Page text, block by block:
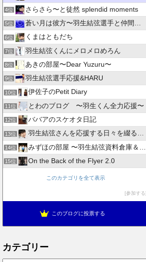
4位 さらさら〜と徒然 splendid moments
5位 蒼い月は彼方〜羽生結弦選手と仲間たちの日々を花束にして〜
6位 くまはともだち
7位 羽生結弦くんにメロメロめろん
8位 あきの部屋〜Dear Yuzuru〜
9位 羽生結弦選手応援&HARU
10位 伊佐子のPetit Diary
11位 とわのブログ 〜羽生くん全力応援〜
12位 ババアのスケオタ日記
13位 羽生結弦さんを応援する日々を綴るブログ
14位 みずほの部屋 〜羽生結弦資料倉庫＆徒然日記〜
15位 On the Back of the Flyer 2.0
このカテゴリを全て表示
参加する
このブログに投票する
カテゴリー